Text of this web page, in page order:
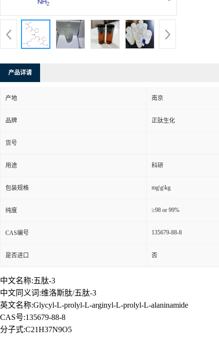
产品详请
产地 南京
品牌 正肽生化
货号
用途 科研
包装规格 mg\g\kg
纯度 ≥98 or 99%
CAS编号 135679-88-8
是否进口 否
中文名称:五肽-3
中文同义词:维洛斯肽/五肽-3
英文名称:Glycyl-L-prolyl-L-arginyl-L-prolyl-L-alaninamide
CAS号:135679-88-8
分子式:C21H37N9O5